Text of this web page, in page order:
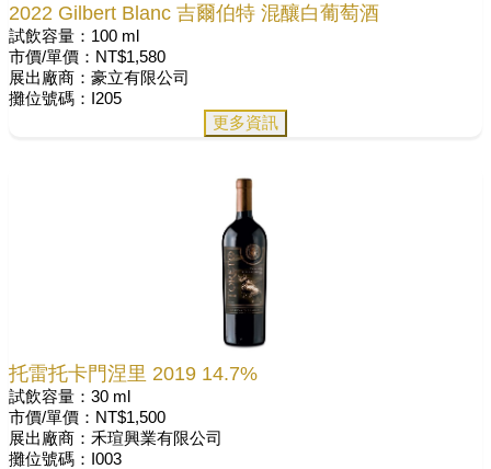
2022 Gilbert Blanc 吉爾伯特 混釀白葡萄酒
試飲容量：100 ml
市價/單價：NT$1,580
展出廠商：豪立有限公司
攤位號碼：I205
更多資訊
托雷托卡門涅里 2019 14.7%
試飲容量：30 ml
市價/單價：NT$1,500
展出廠商：禾瑄興業有限公司
攤位號碼：I003